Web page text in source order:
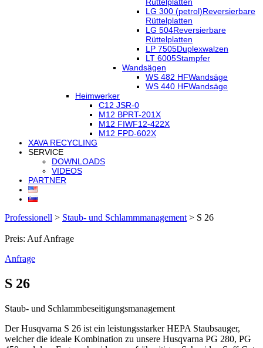
Rüttelplatten
LG 300 (petrol)Reversierbare
Rüttelplatten
LG 504Reversierbare
Rüttelplatten
LP 7505Duplexwalzen
LT 6005Stampfer
Wandsägen
WS 482 HFWandsäge
WS 440 HFWandsäge
Heimwerker
C12 JSR-0
M12 BPRT-201X
M12 FIWF12-422X
M12 FPD-602X
XAVA RECYCLING
SERVICE
DOWNLOADS
VIDEOS
PARTNER
Professionell > Staub- und Schlammmanagement > S 26
Preis: Auf Anfrage
Anfrage
S 26
Staub- und Schlammbeseitigungsmanagement
Der Husqvarna S 26 ist ein leistungsstarker HEPA Staubsauger,
welcher die ideale Kombination zu unsere Husqvarna PG 280, PG